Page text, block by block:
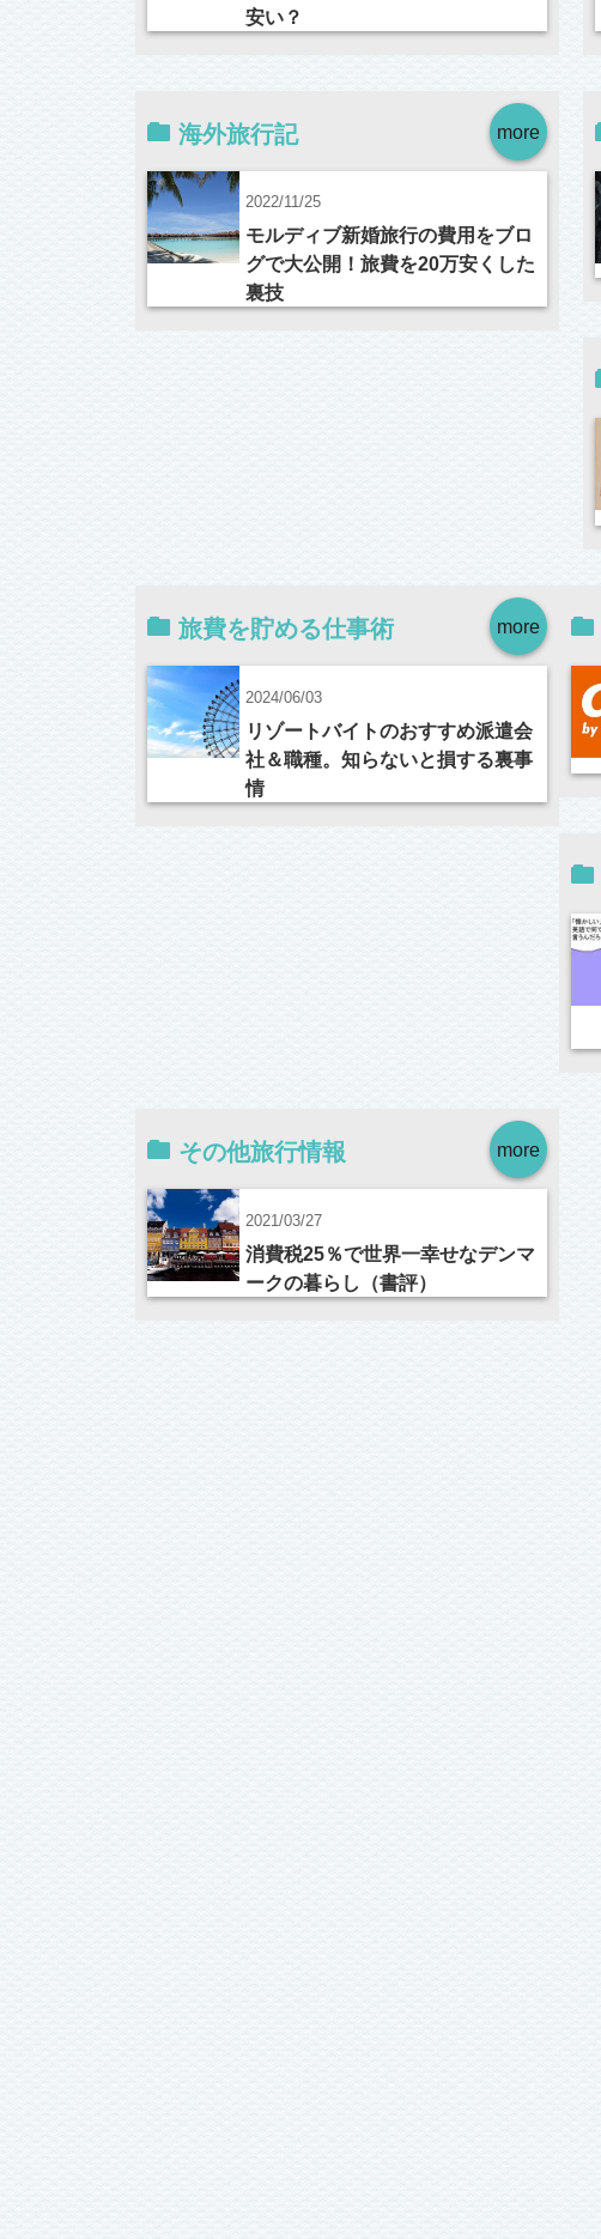
安い？
more
海外旅行記
2022/11/25
モルディブ新婚旅行の費用をブロ
グで大公開！旅費を20万安くした
裏技
more
旅費を貯める仕事術
2024/06/03
リゾートバイトのおすすめ派遣会
社＆職種。知らないと損する裏事
情
more
その他旅行情報
2021/03/27
消費税25％で世界一幸せなデンマ
ークの暮らし（書評）